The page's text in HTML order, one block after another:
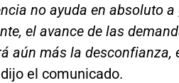
no ayuda en absoluto
el avance de las
aún más la desconfianza,
el comunicado.